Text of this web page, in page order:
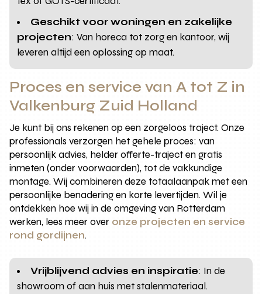
Geschikt voor woningen en zakelijke
projecten: Van horeca tot zorg en kantoor, wij
leveren altijd een oplossing op maat.
Proces en service van A tot Z in
Valkenburg Zuid Holland
Je kunt bij ons rekenen op een zorgeloos traject. Onze
professionals verzorgen het gehele proces: van
persoonlijk advies, helder offerte-traject en gratis
inmeten (onder voorwaarden), tot de vakkundige
montage. Wij combineren deze totaalaanpak met een
persoonlijke benadering en korte levertijden. Wil je
ontdekken hoe wij in de omgeving van Rotterdam
werken, lees meer over onze projecten en service
rond gordijnen.
Vrijblijvend advies en inspiratie: In de
showroom of aan huis met stalenmateriaal.